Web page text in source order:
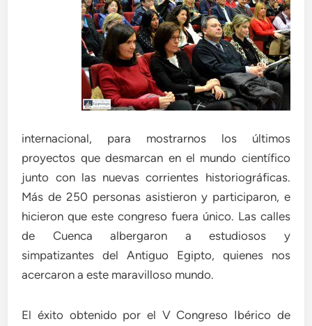
internacional, para mostrarnos los últimos
proyectos que desmarcan en el mundo científico
junto con las nuevas corrientes historiográficas.
Más de 250 personas asistieron y participaron, e
hicieron que este congreso fuera único. Las calles
de Cuenca albergaron a estudiosos y
simpatizantes del Antiguo Egipto, quienes nos
acercaron a este maravilloso mundo.
El éxito obtenido por el V Congreso Ibérico de